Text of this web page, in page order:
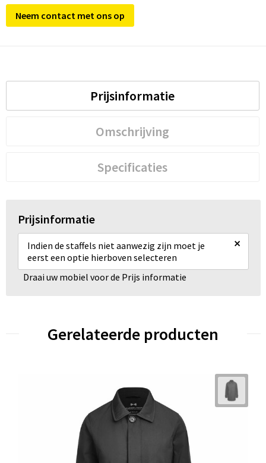
Neem contact met ons op
Prijsinformatie
Omschrijving
Specificaties
Prijsinformatie
Indien de staffels niet aanwezig zijn moet je
eerst een optie hierboven selecteren
×
Draai uw mobiel voor de Prijs informatie
Gerelateerde producten